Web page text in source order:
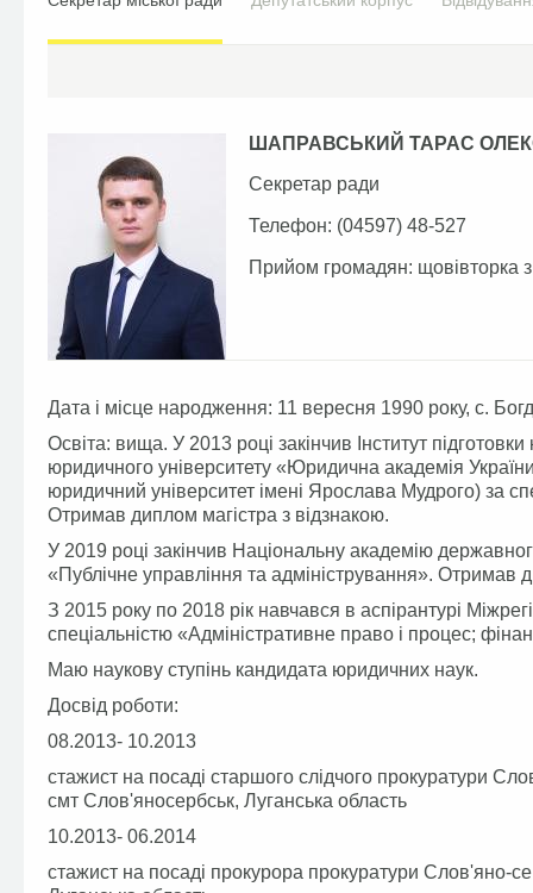
ШАПРАВСЬКИЙ ТАРАС
Секретар ради
Телефон: (04597) 48-527
Прийом громадян: щовівторка
Дата і місце народження: 11 вересня 1990 року, с.
Освіта: вища. У 2013 році закінчив Інститут
юридичного університету «Юридична академія
юридичний університет імені Ярослава Мудрого) за
Отримав диплом магістра з відзнакою.
У 2019 році закінчив Національну академію
«Публічне управління та адміністрування». Отримав
З 2015 року по 2018 рік навчався в аспірантурі
спеціальністю «Адміністративне право і процес;
Маю наукову ступінь кандидата юридичних наук.
Досвід роботи:
08.2013- 10.2013
стажист на посаді старшого слідчого прокуратури
смт Слов'яносербськ, Луганська область
10.2013- 06.2014
стажист на посаді прокурора прокуратури Слов'яно-